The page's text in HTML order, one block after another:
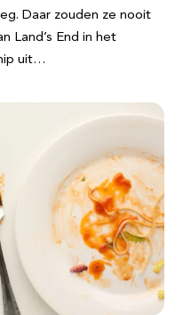
Daar zouden ze nooit
Land’s End in het
uit…